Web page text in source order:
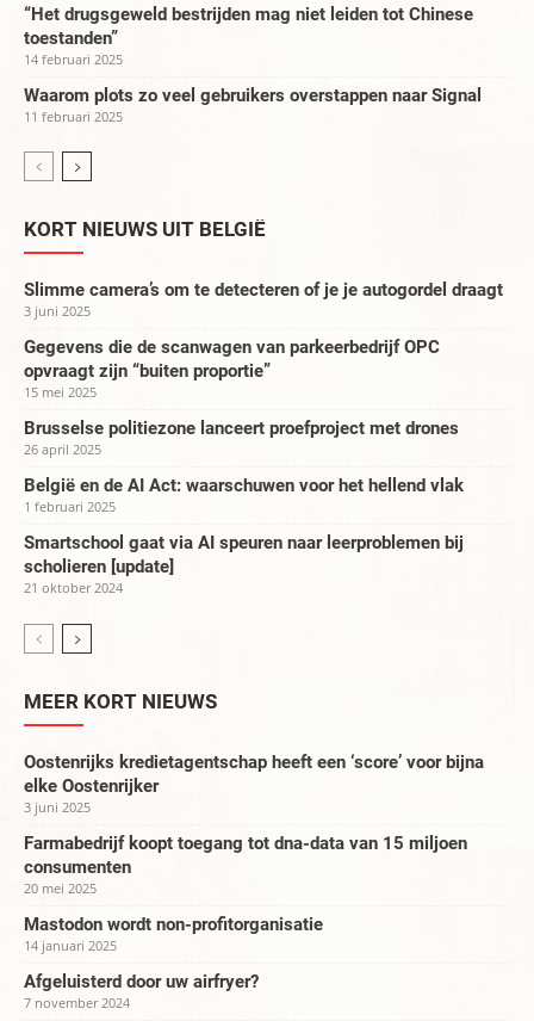
“Het drugsgeweld bestrijden mag niet leiden tot Chinese
toestanden”
14 februari 2025
Waarom plots zo veel gebruikers overstappen naar Signal
11 februari 2025
KORT NIEUWS UIT BELGIË
Slimme camera’s om te detecteren of je je autogordel draagt
3 juni 2025
Gegevens die de scanwagen van parkeerbedrijf OPC
opvraagt zijn “buiten proportie”
15 mei 2025
Brusselse politiezone lanceert proefproject met drones
26 april 2025
België en de AI Act: waarschuwen voor het hellend vlak
1 februari 2025
Smartschool gaat via AI speuren naar leerproblemen bij
scholieren [update]
21 oktober 2024
MEER KORT NIEUWS
Oostenrijks kredietagentschap heeft een ‘score’ voor bijna
elke Oostenrijker
3 juni 2025
Farmabedrijf koopt toegang tot dna-data van 15 miljoen
consumenten
20 mei 2025
Mastodon wordt non-profitorganisatie
14 januari 2025
Afgeluisterd door uw airfryer?
7 november 2024